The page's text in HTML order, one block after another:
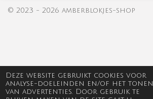
Deze website gebruikt cookies voor
analyse-doeleinden en/of het tonen
van advertenties. Door gebruik te
© 2023 - 2026 amberblokjes-shop